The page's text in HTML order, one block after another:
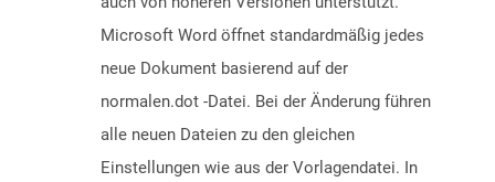
Microsoft Word öffnet standardmäßig jedes
neue Dokument basierend auf der
normalen.dot -Datei. Bei der Änderung führen
alle neuen Dateien zu den gleichen
Einstellungen wie aus der Vorlagendatei. In